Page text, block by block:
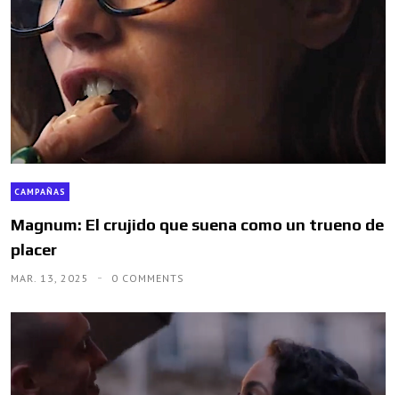
CAMPAÑAS
Magnum: El crujido que suena como un trueno de
placer
MAR. 13, 2025 0 COMMENTS